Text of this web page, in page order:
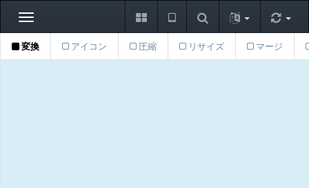
Toggle
navigation
変換 アイコン 圧縮 リサイズ マージ